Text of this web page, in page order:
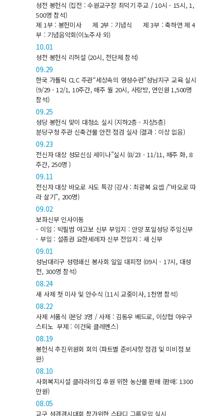
성전 봉헌식 (집전 : 수원교구장 최덕기 주교 / 10시 - 15시, 1,
500명 참석)
제 1부 : 봉헌미사 제 2부 : 기념식 제 3부 : 축하연 제 4
부 : 기념음악회(이노주사 외)
10.01
성전 봉헌식 리허설 (20시, 전단체 참석)
09.29
한국 가톨릭 CLC 주관“세상속의 영성수련”성남지구 교육 실시
(9/29 - 12/1, 10주간, 매주 월 20시, 사랑방, 연인원 1,500명
참석)
09.25
성당 봉헌식 맞이 대청소 실시 (지하2층 - 지상5층)
분당구청 주관 신축건물 안전 점검 실사 (결과 : 이상 없음)
09.23
전신자 대상 성모신심 세미나”실시 (8/23 - 11/11, 매주 화, 8
주간, 250명 )
09.11
전신자 대상 바오로 사도 특강 (강사 : 최광복 요셉 /“바오로 따
라 살기”, 200명)
09.02
보좌신부 인사이동
- 이임 : 박필범 야고보 신부 부임지 : 안양 포일성당 주임신부
- 부임 : 설종권 요한세례자 신부 전임지 : 새 신부
09.01
성남대리구 성령쇄신 봉사회 일일 대피정 (09시 - 17시, 대성
전, 300명 참석)
08.24
새 사제 첫 미사 및 안수식 (11시 교중미사, 1천명 참석)
08.22
사제 서품식 (본당 3명 / 사제 : 김동우 베드로, 이상협 아우구
스티노 부제 : 이건욱 클레멘스)
08.19
봉헌식 추진위원회 회의 (파트별 준비사항 점검 및 미비점 보
완)
08.10
사회복지시설 클라라의집 후원 위한 농산물 판매 (판매: 1300
만원)
08.05
교구 성경경시대회 참가위한 스타디 그룹모임 실시